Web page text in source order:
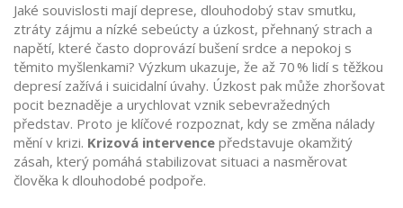
Jaké souvislosti mají deprese, dlouhodobý stav smutku,
ztráty zájmu a nízké sebeúcty a úzkost, přehnaný strach a
napětí, které často doprovází bušení srdce a nepokoj s
těmito myšlenkami? Výzkum ukazuje, že až 70 % lidí s těžkou
depresí zažívá i suicidalní úvahy. Úzkost pak může zhoršovat
pocit beznaděje a urychlovat vznik sebevražedných
představ. Proto je klíčové rozpoznat, kdy se změna nálady
mění v krizi. Krizová intervence představuje okamžitý
zásah, který pomáhá stabilizovat situaci a nasměrovat
člověka k dlouhodobé podpoře.